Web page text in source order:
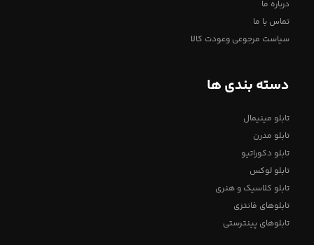
درباره ما
تماس با ما
سیاست مرجوعی وعودت کالا
دسته بندی ها
تابلو مینیمال
تابلو مدرن
تابلو دکوراتیو
تابلو لوکس
تابلو کلاسیک و هنری
تابلوهای فانتزی
تابلوهای پینترستی